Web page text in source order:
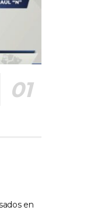
en